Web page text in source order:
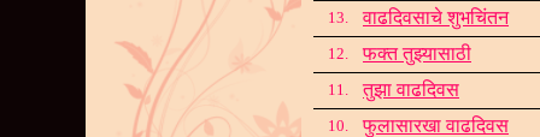
13. वाढदिवसाचे शुभचिंतन
12. फक्त तुझ्यासाठी
11. तुझा वाढदिवस
10. फुलासारखा वाढदिवस